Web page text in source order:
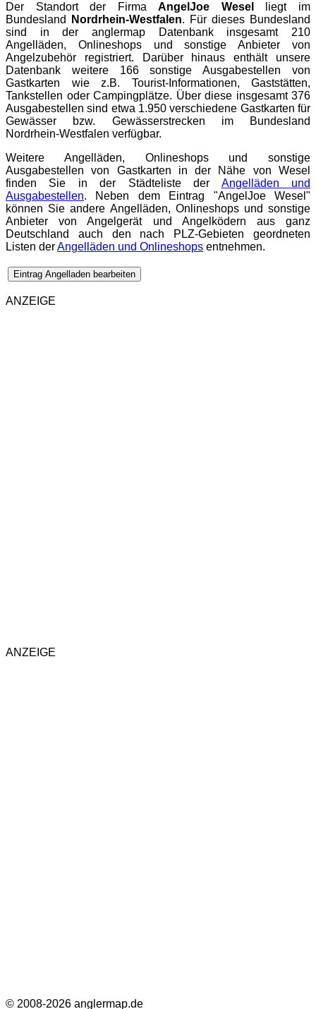
Der Standort der FirmaAngelJoe Wesel
liegt im
Bundesland
Nordrhein-Westfalen. Für dieses Bundesland
sind in der anglermap Datenbank insgesamt 210
Angelläden, Onlineshops und sonstige Anbieter von
Angelzubehör registriert. Darüber hinaus enthält unsere
Datenbank weitere 166 sonstige Ausgabestellen von
Gastkarten wie z.B. Tourist-Informationen, Gaststätten,
Tankstellen oder Campingplätze. Über diese insgesamt 376
Ausgabestellen sind etwa 1.950 verschiedene Gastkarten für
Gewässer bzw. Gewässerstrecken im Bundesland
Nordrhein-Westfalen verfügbar.
Weitere Angelläden, Onlineshops und sonstige
Ausgabestellen von Gastkarten in der Nähe von Wesel
finden Sie in der Städteliste der Angelläden und
Ausgabestellen. Neben dem Eintrag "AngelJoe Wesel"
können Sie andere Angelläden, Onlineshops und sonstige
Anbieter von Angelgerät und Angelködern aus ganz
Deutschland auch den nach PLZ-Gebieten geordneten
Listen derAngelläden und Onlineshops entnehmen.
Eintrag Angelladen bearbeiten
ANZEIGE
ANZEIGE
© 2008-2026 anglermap.de